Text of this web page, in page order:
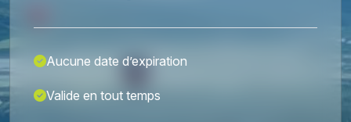
Aucune date d’expiration
Valide en tout temps